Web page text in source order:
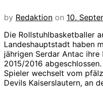
by Redaktion on 10.
Die Rollstuhlbasketballer
Landeshauptstadt haben
jährigen Serdar Antac
2015/2016
Spieler wechselt vom
Devils Kaiserslautern, an